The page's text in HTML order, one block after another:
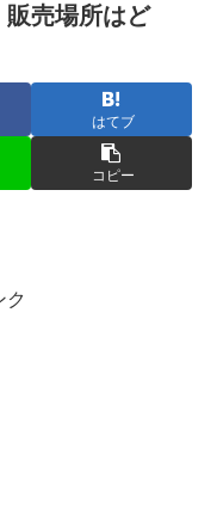
販売場所はど
はてブ
コピー
ク